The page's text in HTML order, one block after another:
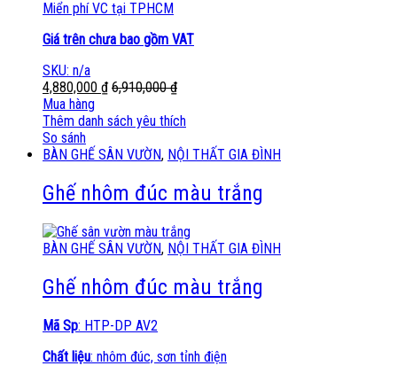
Miển phí VC tại TPHCM
Giá trên chưa bao gồm VAT
SKU: n/a
4,880,000 ₫ 6,910,000₫
Mua hàng
Thêm danh sách yêu thích
So sánh
BÀN GHẾ SÂN VƯỜN, NỘI THẤT GIA ĐÌNH
Ghế nhôm đúc màu trắng
BÀN GHẾ SÂN VƯỜN, NỘI THẤT GIA ĐÌNH
Ghế nhôm đúc màu trắng
Mã Sp: HTP-DP AV2
Chất liệu: nhôm đúc, sơn tỉnh điện